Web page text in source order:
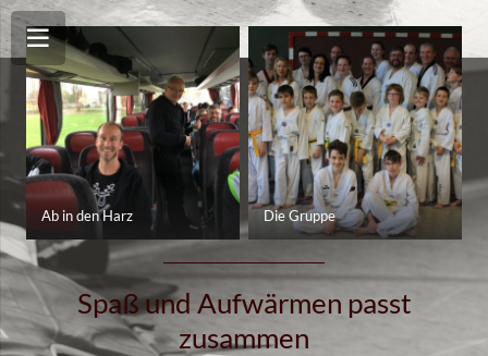
Ab in den Harz Die Gruppe
Spaß und Aufwärmen passt
zusammen